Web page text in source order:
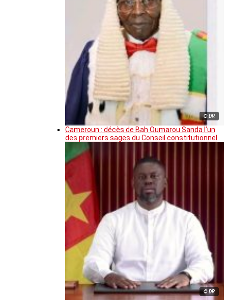
© DR
Cameroun : décès de Bah Oumarou Sanda l’un
des premiers sages du Conseil constitutionnel
© DR